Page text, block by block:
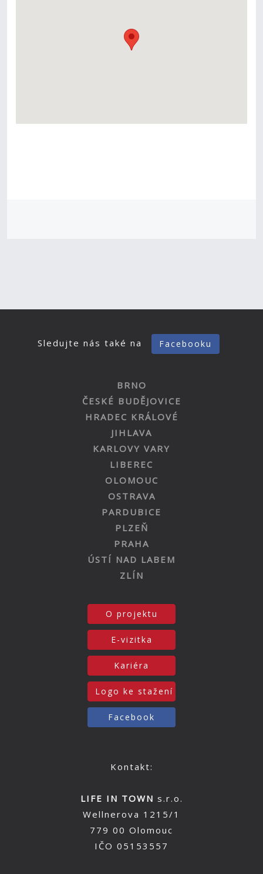
Sledujte nás také na Facebooku
BRNO
ČESKÉ BUDĚJOVICE
HRADEC KRÁLOVÉ
JIHLAVA
KARLOVY VARY
LIBEREC
OLOMOUC
OSTRAVA
PARDUBICE
PLZEŇ
PRAHA
ÚSTÍ NAD LABEM
ZLÍN
O projektu
E-vizitka
Kariéra
Logo ke stažení
Facebook
Kontakt:
LIFE IN TOWN s.r.o.
Wellnerova 1215/1
779 00 Olomouc
IČO 05153557